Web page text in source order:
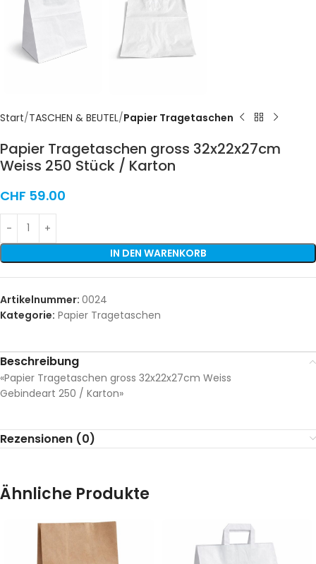
Start TASCHEN & BEUTEL Papier Tragetaschen
Papier Tragetaschen gross 32x22x27cm
Weiss 250 Stück / Karton
CHF 59.00
IN DEN WARENKORB
Artikelnummer: 0024
Kategorie: Papier Tragetaschen
Beschreibung
«Papier Tragetaschen gross 32x22x27cm Weiss
Gebindeart 250 / Karton»
Rezensionen (0)
Ähnliche Produkte